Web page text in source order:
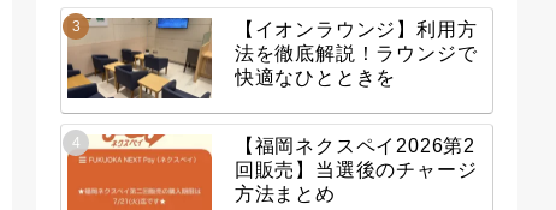
【イオンラウンジ】利用方
法を徹底解説！ラウンジで
快適なひとときを
【福岡ネクスペイ2026第2
回販売】当選後のチャージ
方法まとめ